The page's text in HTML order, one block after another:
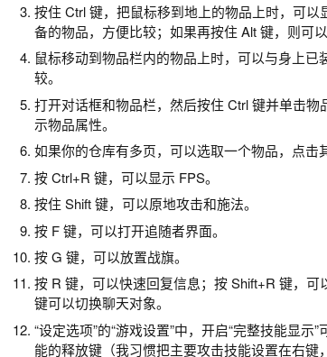
按住 Ctrl 键，把鼠标移到地上的物品上时，可
备的物品，方便比较；如果再按住 Alt 键，则可
鼠标移动到物品栏内的物品上时，可以与身上
较。
打开对话框和物品栏，然后按住 Ctrl 键并单击
示物品属性。
如果你的仓库有多页，可以选取一个物品，点击
按 Ctrl+R 键，可以显示 FPS。
按住 Shift 键，可以原地攻击和施法。
按 F 键，可以打开追随者界面。
按 G 键，可以放置战旗。
按 R 键，可以快速回复信息；按 Shift+R 键，
键可以切换聊天对象。
“设定选项”的“游戏设置”中，开启“完整技能显
能的释放键（我习惯把主要攻击技能设置在右键